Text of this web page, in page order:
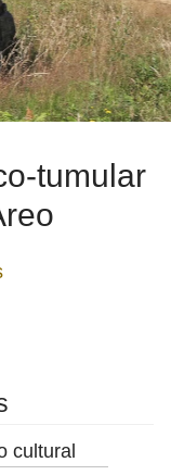
tumular
cultural